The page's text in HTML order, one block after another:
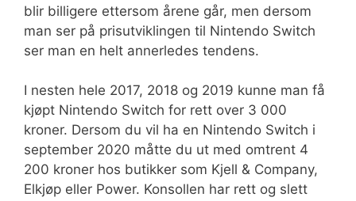
blir billigere ettersom årene går, men dersom
man ser på prisutviklingen til Nintendo Switch
ser man en helt annerledes tendens.
I nesten hele 2017, 2018 og 2019 kunne man få
kjøpt Nintendo Switch for rett over 3 000
kroner. Dersom du vil ha en Nintendo Switch i
september 2020 måtte du ut med omtrent 4
200 kroner hos butikker som Kjell & Company,
Elkjøp eller Power. Konsollen har rett og slett